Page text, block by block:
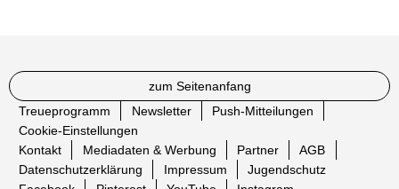
zum Seitenanfang
Treueprogramm
Newsletter
Push-Mitteilungen
Cookie-Einstellungen
Kontakt
Mediadaten & Werbung Partner
AGB
Datenschutzerklärung
Impressum
Jugendschutz